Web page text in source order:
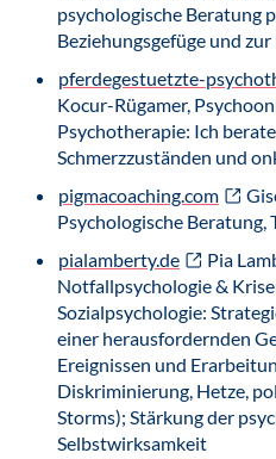
psychologische Beratung
Beziehungsgefüge und
pferdegestuetzte-
Kocur-Rügamer,
Psychotherapie: Ich
Schmerzzuständen und
pigmacoaching.com
Psychologische
pialamberty.de
Pia
Notfallpsychologie &
Sozialpsychologie:
einer herausfordernden
Ereignissen und
Diskriminierung, Hetze,
Storms); Stärkung der
Selbstwirksamkeit